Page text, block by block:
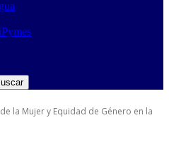
la Mujer y Equidad de Género en la